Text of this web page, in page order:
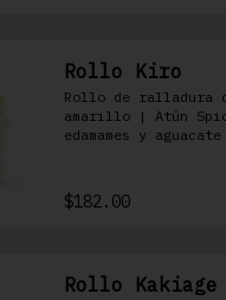
Rollo Kiro
Rollo de ralladura
amarillo | Atún
edamames y
$182.00
Rollo Kakiage